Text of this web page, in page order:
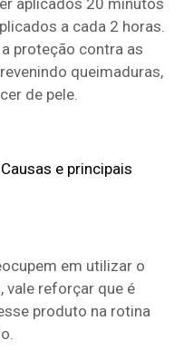
aplicados 20 minutos
a cada 2 horas.
proteção contra as
queimaduras,
de pele.
e principais
em utilizar o
vale reforçar que é
produto na rotina